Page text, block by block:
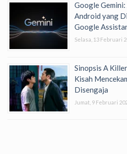
Google
Android yang
Google
Selasa, 13 Februari
Sinopsis A
Kisah
Disengaja
Jumat, 9 Februari